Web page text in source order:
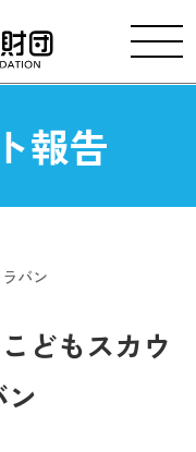
報告
バン
どもスカウ
ン